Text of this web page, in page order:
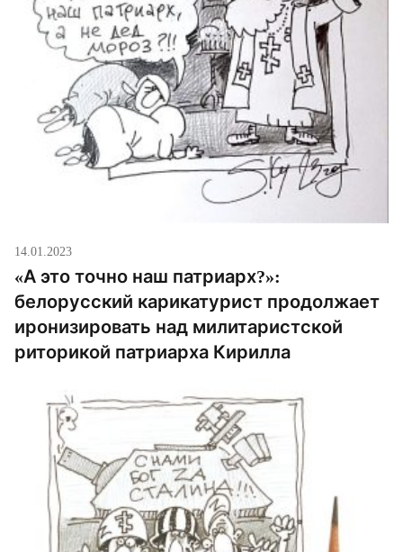
14.01.2023
«А это точно наш патриарх?»:
белорусский карикатурист продолжает
иронизировать над милитаристской
риторикой патриарха Кирилла